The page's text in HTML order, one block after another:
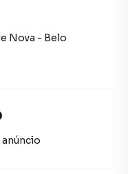
Nova - Belo